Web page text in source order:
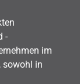
-
im
sowohl in